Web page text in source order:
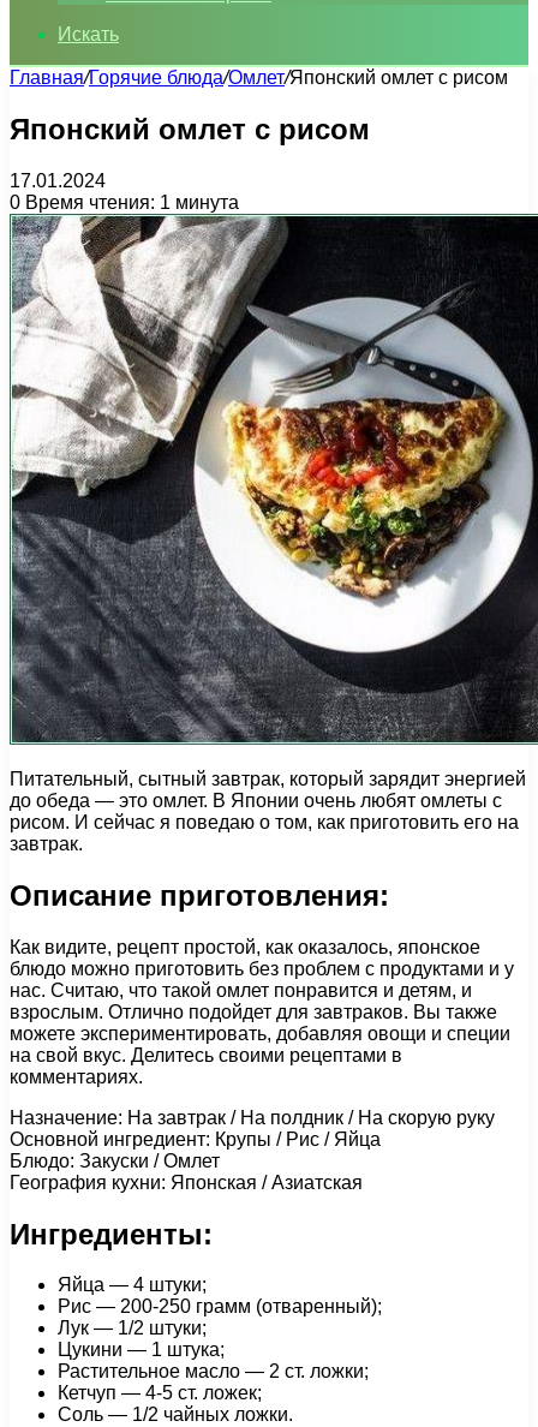
Искать
Главная/Горячие блюда/Омлет/Японский омлет с рисом
Японский омлет с рисом
17.01.2024
0 Время чтения: 1 минута
Питательный, сытный завтрак, который зарядит энергией
до обеда — это омлет. В Японии очень любят омлеты с
рисом. И сейчас я поведаю о том, как приготовить его на
завтрак.
Описание приготовления:
Как видите, рецепт простой, как оказалось, японское
блюдо можно приготовить без проблем с продуктами и у
нас. Считаю, что такой омлет понравится и детям, и
взрослым. Отлично подойдет для завтраков. Вы также
можете экспериментировать, добавляя овощи и специи
на свой вкус. Делитесь своими рецептами в
комментариях.
Назначение: На завтрак / На полдник / На скорую руку
Основной ингредиент: Крупы / Рис / Яйца
Блюдо: Закуски / Омлет
География кухни: Японская / Азиатская
Ингредиенты:
Яйца — 4 штуки;
Рис — 200-250 грамм (отваренный);
Лук — 1/2 штуки;
Цукини — 1 штука;
Растительное масло — 2 ст. ложки;
Кетчуп — 4-5 ст. ложек;
Соль — 1/2 чайных ложки.